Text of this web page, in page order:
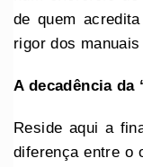
de quem
rigor dos
A decadência
Reside aqui a
diferença entre o